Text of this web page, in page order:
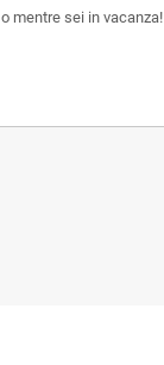
mentre sei in vacanza!